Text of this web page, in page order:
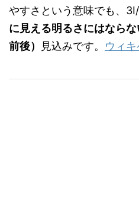
やすさという意味でも、
に見える明るさにはなら
前後）
見込みです。 ウィ